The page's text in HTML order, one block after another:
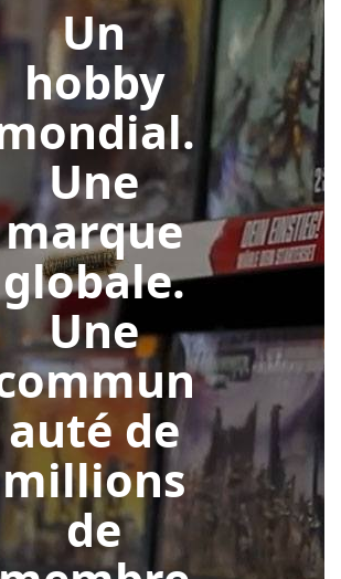
Un
hobby
Une
marque
globale.
Une
auté de
millions
de